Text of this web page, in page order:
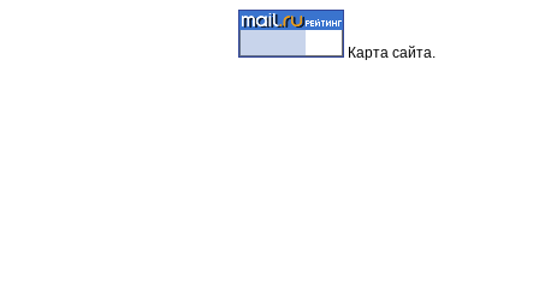
Карта сайта.